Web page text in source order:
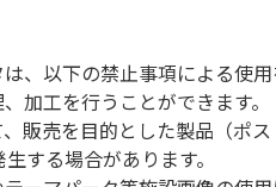
、以下の禁止事項による使
加工を行うことができます。
販売を目的とした製品（ポ
する場合があります。